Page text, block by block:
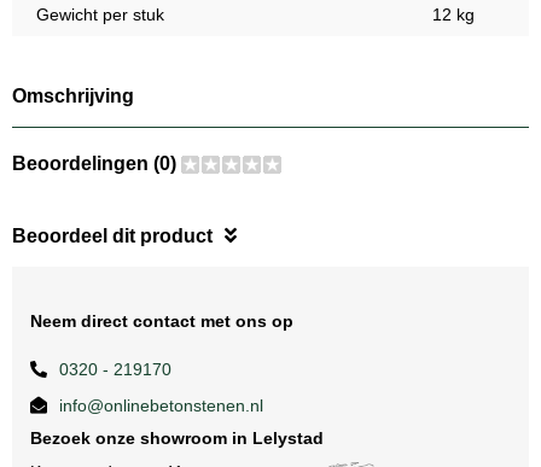
Gewicht per stuk 12 kg
Omschrijving
Beoordelingen (0)
Beoordeel dit product
Neem direct contact met ons op
0320 - 219170
info@onlinebetonstenen.nl
Bezoek onze showroom in Lelystad